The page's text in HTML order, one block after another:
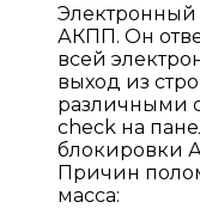
Электронный
АКПП. Он
всей
выход из
различными
check на
блокировки
Причин
масса: